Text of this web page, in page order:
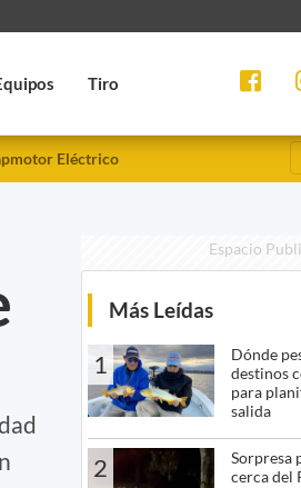
Tiro
Eléctrico
Espacio
Más Leídas
1
Dónde
destinos
para
salida
2
Sorpresa
cerca del